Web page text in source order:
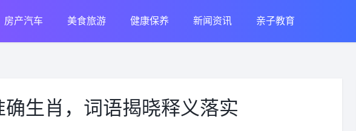
房产汽车 美食旅游 健康保养 新闻资讯 亲子教育
生肖，词语揭晓释义落实